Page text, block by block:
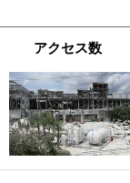
アクセス数